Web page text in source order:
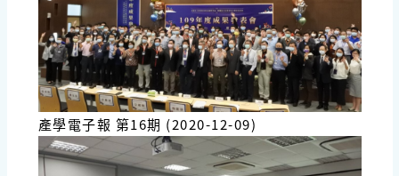
產學電子報 第16期 (2020-12-09)